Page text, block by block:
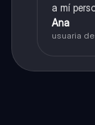
a mí
Ana
usuaria de